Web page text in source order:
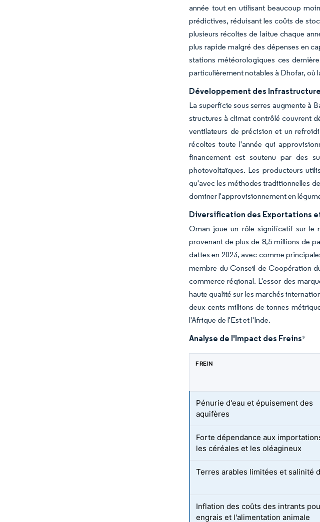
année tout en utilisant beaucoup
prédictives, réduisant les coûts de
plusieurs récoltes de laitue chaque
plus rapide malgré des dépenses en
stations météorologiques ces
particulièrement notables à Dhofar, où
Développement des
La superficie sous serres augmente à
structures à climat contrôlé couvrent
ventilateurs de précision et un
récoltes toute l'année qui
financement est soutenu par des
photovoltaïques. Les producteurs
qu'avec les méthodes traditionnelles
dominer l'approvisionnement en
Diversification des Exportations
Oman joue un rôle significatif sur le
provenant de plus de 8,5 millions de
dattes en 2023, avec comme
membre du Conseil de Coopération
commerce régional. L'essor des
haute qualité sur les marchés
deux cents millions de tonnes
l'Afrique de l'Est et l'Inde.
Analyse de l'Impact des Freins*
FREIN
Pénurie d'eau et épuisement des
aquifères
Forte dépendance aux
les céréales et les oléagineux
Terres arables limitées et salinité
Inflation des coûts des intrants
engrais et l'alimentation animale